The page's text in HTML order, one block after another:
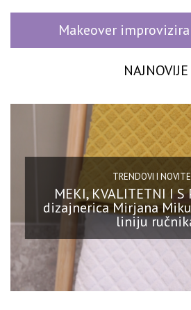
Makeover
NAJNOVIJE
TRENDOVI I
MEKI, KVALITETNI I S
dizajnerica Mirjana
liniju